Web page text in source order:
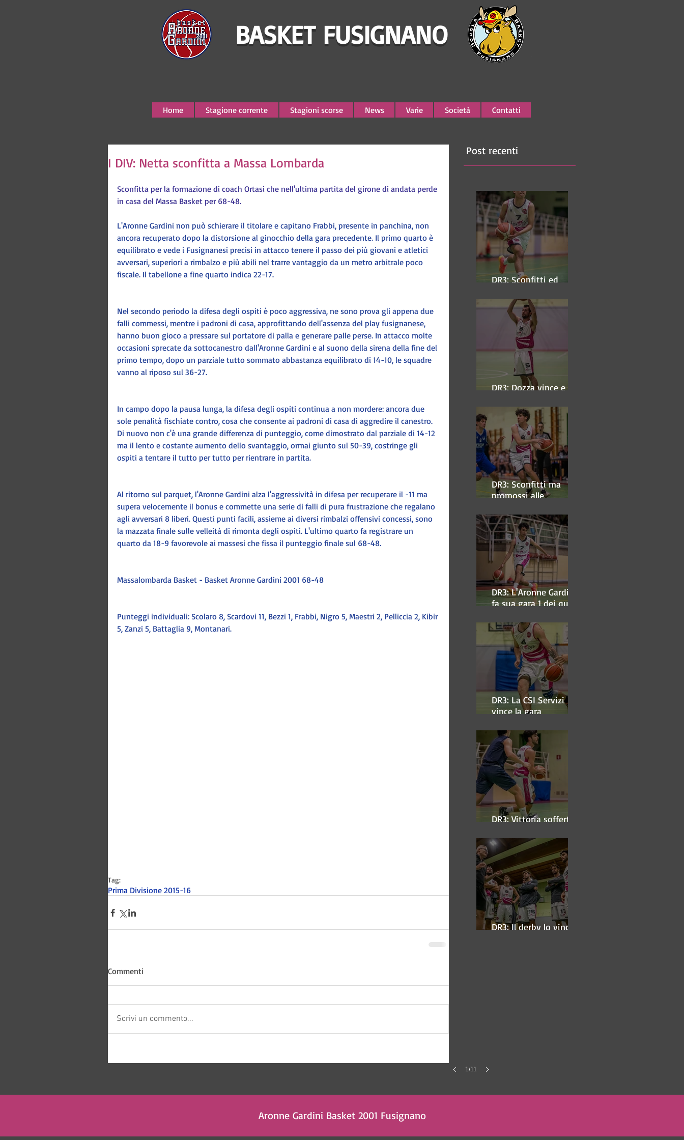
BASKET FUSIGNANO
Home Stagione corrente Stagioni scorse News Varie Società Contatti
I DIV: Netta sconfitta a Massa Lombarda
Sconfitta per la formazione di coach Ortasi che nell'ultima partita del girone di andata perde
in casa del Massa Basket per 68-48.
L'Aronne Gardini non può schierare il titolare e capitano Frabbi, presente in panchina, non
ancora recuperato dopo la distorsione al ginocchio della gara precedente. Il primo quarto è
equilibrato e vede i Fusignanesi precisi in attacco tenere il passo dei più giovani e atletici
avversari, superiori a rimbalzo e più abili nel trarre vantaggio da un metro arbitrale poco
fiscale. Il tabellone a fine quarto indica 22-17.
Nel secondo periodo la difesa degli ospiti è poco aggressiva, ne sono prova gli appena due
falli commessi, mentre i padroni di casa, approfittando dell'assenza del play fusignanese,
hanno buon gioco a pressare sul portatore di palla e generare palle perse. In attacco molte
occasioni sprecate da sottocanestro dall'Aronne Gardini e al suono della sirena della fine del
primo tempo, dopo un parziale tutto sommato abbastanza equilibrato di 14-10, le squadre
vanno al riposo sul 36-27.
In campo dopo la pausa lunga, la difesa degli ospiti continua a non mordere: ancora due
sole penalità fischiate contro, cosa che consente ai padroni di casa di aggredire il canestro.
Di nuovo non c'è una grande differenza di punteggio, come dimostrato dal parziale di 14-12
ma il lento e costante aumento dello svantaggio, ormai giunto sul 50-39, costringe gli
ospiti a tentare il tutto per tutto per rientrare in partita.
Al ritorno sul parquet, l'Aronne Gardini alza l'aggressività in difesa per recuperare il -11 ma
supera velocemente il bonus e commette una serie di falli di pura frustrazione che regalano
agli avversari 8 liberi. Questi punti facili, assieme ai diversi rimbalzi offensivi concessi, sono
la mazzata finale sulle velleità di rimonta degli ospiti. L'ultimo quarto fa registrare un
quarto da 18-9 favorevole ai massesi che fissa il punteggio finale sul 68-48.
Massalombarda Basket - Basket Aronne Gardini 2001 68-48
Punteggi individuali: Scolaro 8, Scardovi 11, Bezzi 1, Frabbi, Nigro 5, Maestri 2, Pelliccia 2, Kibir
5, Zanzi 5, Battaglia 9, Montanari.
Tag:
Prima Divisione 2015-16
Commenti
Scrivi un commento...
Post recenti
DR3: Sconfitti ed
DR3: Dozza vince e
DR3: Sconfitti ma
promossi alle
DR3: L'Aronne Gardini
fa sua gara 1 dei quarti
DR3: La CSI Servizi
vince la gara
DR3: Vittoria sofferta a
DR3: Il derby lo vince
1/11
Aronne Gardini Basket 2001 Fusignano